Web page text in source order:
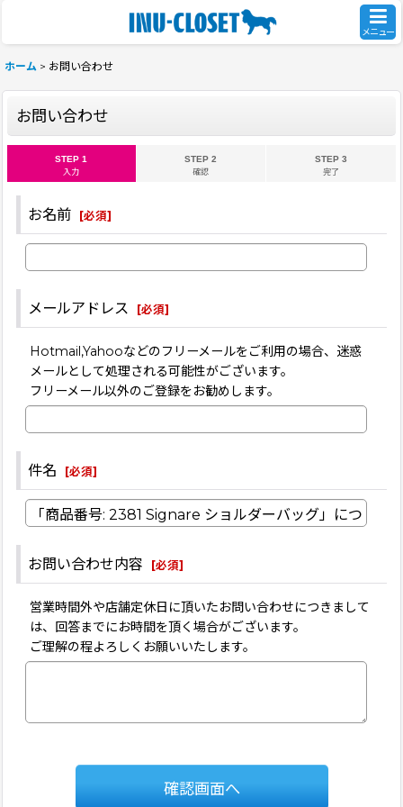
メニュー
ホーム > お問い合わせ
お問い合わせ
STEP 1
入力
STEP 2
確認
STEP 3
完了
お名前 [必須]
メールアドレス [必須]
Hotmail,Yahooなどのフリーメールをご利用の場合、迷惑
メールとして処理される可能性がございます。
フリーメール以外のご登録をお勧めします。
件名 [必須]
お問い合わせ内容 [必須]
営業時間外や店舗定休日に頂いたお問い合わせにつきまして
は、回答までにお時間を頂く場合がございます。
ご理解の程よろしくお願いいたします。
確認画面へ